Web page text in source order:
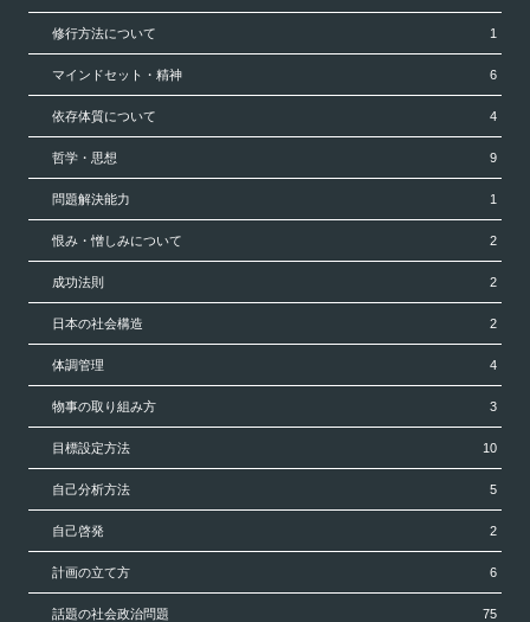
修行方法について 1
マインドセット・精神 6
依存体質について 4
哲学・思想 9
問題解決能力 1
恨み・憎しみについて 2
成功法則 2
日本の社会構造 2
体調管理 4
物事の取り組み方 3
目標設定方法 10
自己分析方法 5
自己啓発 2
計画の立て方 6
話題の社会政治問題 75